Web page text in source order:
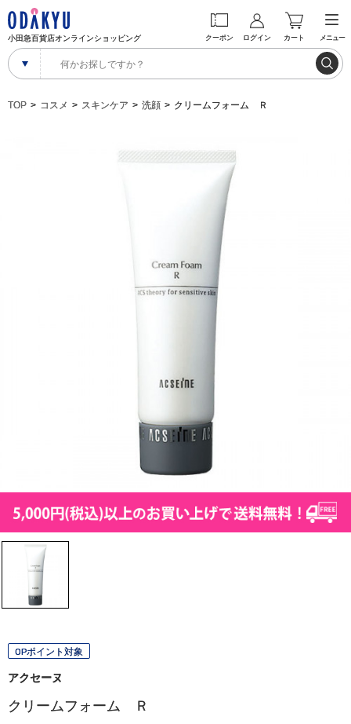
小田急百貨店オンラインショッピング クーポン ログイン カート メニュー
TOP コスメ スキンケア 洗顔 クリームフォーム Ｒ
OPポイント対象
アクセーヌ
クリームフォーム Ｒ